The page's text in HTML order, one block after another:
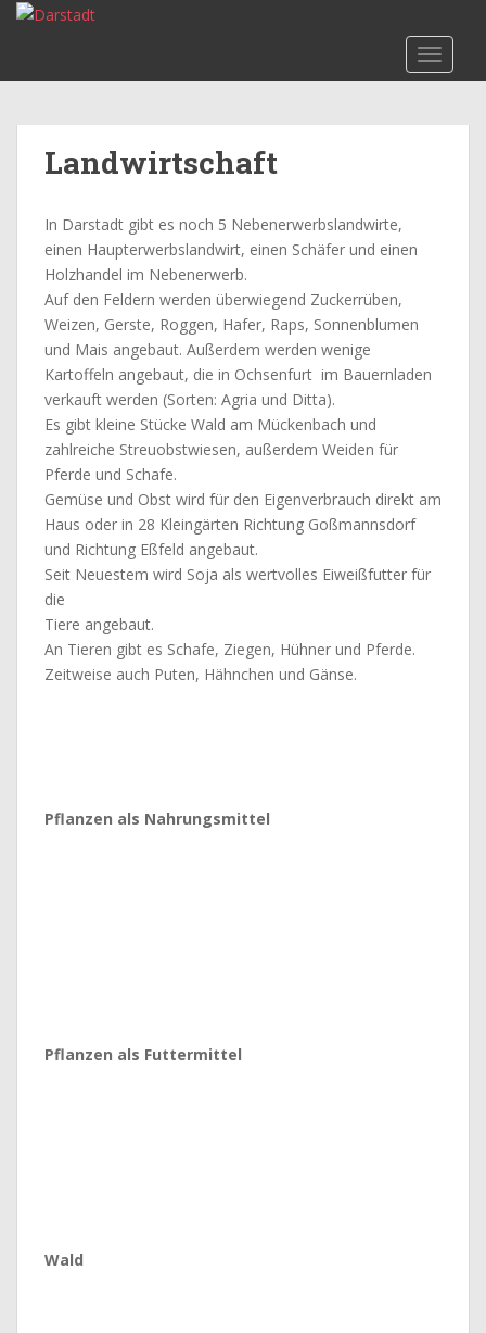
p
Landwirtschaft
In Darstadt gibt es noch 5 Nebenerwerbslandwirte,
einen Haupterwerbslandwirt, einen Schäfer und einen
Holzhandel im Nebenerwerb.
Auf den Feldern werden überwiegend Zuckerrüben,
Weizen, Gerste, Roggen, Hafer, Raps, Sonnenblumen
und Mais angebaut. Außerdem werden wenige
Kartoffeln angebaut, die in Ochsenfurt im Bauernladen
verkauft werden (Sorten: Agria und Ditta).
Es gibt kleine Stücke Wald am Mückenbach und
zahlreiche Streuobstwiesen, außerdem Weiden für
Pferde und Schafe.
Gemüse und Obst wird für den Eigenverbrauch direkt am
Haus oder in 28 Kleingärten Richtung Goßmannsdorf
und Richtung Eßfeld angebaut.
Seit Neuestem wird Soja als wertvolles Eiweißfutter für
die
Tiere angebaut.
An Tieren gibt es Schafe, Ziegen, Hühner und Pferde.
Zeitweise auch Puten, Hähnchen und Gänse.
Pflanzen als Nahrungsmittel
Pflanzen als Futtermittel
Wald